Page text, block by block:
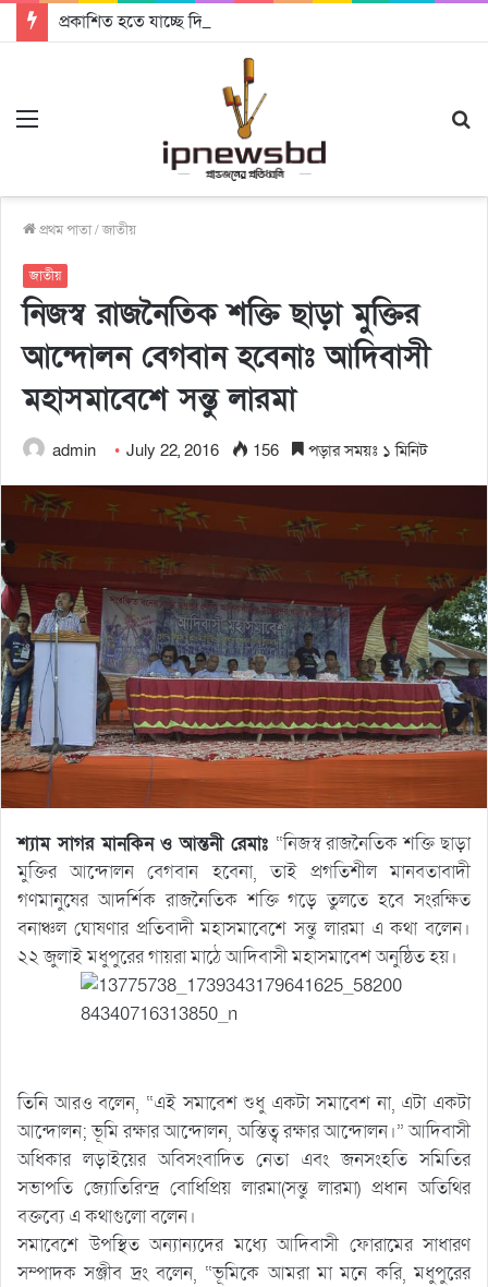
প্রকাশিত হতে যাচ্ছে দি রাবুগার নতুন গান ‘Baljanggi’
প্রথম পাতা/জাতীয়
জাতীয়
নিজস্ব রাজনৈতিক শক্তি ছাড়া মুক্তির
আন্দোলন বেগবান হবেনাঃ আদিবাসী
মহাসমাবেশে সন্তু লারমা
admin July 22, 2016 156 পড়ার সময়ঃ ১ মিনিট
শ্যাম সাগর মানকিন ও আন্তনী রেমাঃ “নিজস্ব রাজনৈতিক শক্তি ছাড়া
মুক্তির আন্দোলন বেগবান হবেনা, তাই প্রগতিশীল মানবতাবাদী
গণমানুষের আদর্শিক রাজনৈতিক শক্তি গড়ে তুলতে হবে সংরক্ষিত
বনাঞ্চল ঘোষণার প্রতিবাদী মহাসমাবেশে সন্তু লারমা এ কথা বলেন।
২২ জুলাই মধুপুরের গায়রা মাঠে আদিবাসী মহাসমাবেশ অনুষ্ঠিত হয়।
তিনি আরও বলেন, “এই সমাবেশ শুধু একটা সমাবেশ না, এটা একটা
আন্দোলন; ভূমি রক্ষার আন্দোলন, অস্তিত্ব রক্ষার আন্দোলন।” আদিবাসী
অধিকার লড়াইয়ের অবিসংবাদিত নেতা এবং জনসংহতি সমিতির
সভাপতি জ্যোতিরিন্দ্র বোধিপ্রিয় লারমা(সন্তু লারমা) প্রধান অতিথির
বক্তব্যে এ কথাগুলো বলেন।
সমাবেশে উপস্থিত অন্যান্যদের মধ্যে আদিবাসী ফোরামের সাধারণ
সম্পাদক সঞ্জীব দ্রং বলেন, “ভূমিকে আমরা মা মনে করি, মধুপুরের